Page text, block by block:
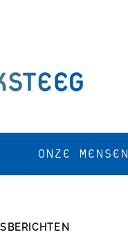
ONZE MENSEN